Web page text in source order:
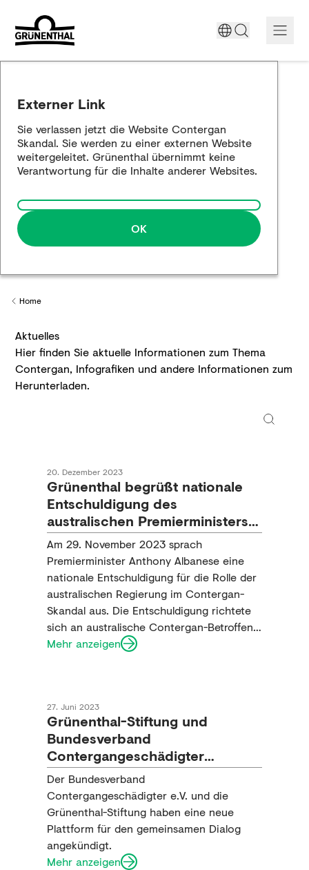
Historische Aufarbeitung
Externer Link
Sie verlassen jetzt die Website Contergan
Skandal. Sie werden zu einer externen Website
weitergeleitet. Grünenthal übernimmt keine
Verantwortung für die Inhalte anderer Websites.
OK
Back to
Home
Aktuelles
Hier finden Sie aktuelle Informationen zum Thema
Contergan, Infografiken und andere Informationen zum
Herunterladen.
20. Dezember 2023
Grünenthal begrüßt nationale
Entschuldigung des
australischen Premierministers
für Thalidomidbetroffene
Am 29. November 2023 sprach
Premierminister Anthony Albanese eine
nationale Entschuldigung für die Rolle der
australischen Regierung im Contergan-
Skandal aus. Die Entschuldigung richtete
sich an australische Contergan-Betroffene,
die sich seit Jahren für eine
Mehr anzeigen
27. Juni 2023
Grünenthal-Stiftung und
Bundesverband
Contergangeschädigter
kündigen Dialogplattform an
Der Bundesverband
Contergangeschädigter e.V. und die
Grünenthal-Stiftung haben eine neue
Plattform für den gemeinsamen Dialog
angekündigt.
Mehr anzeigen